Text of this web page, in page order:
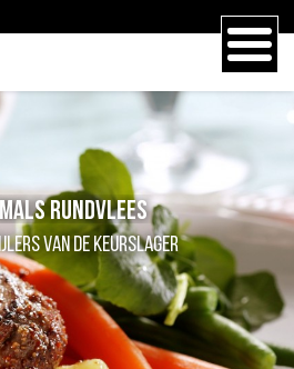
rundvlees
van de Keurslager